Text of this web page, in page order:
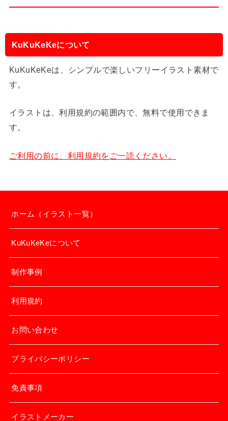
KuKuKeKeについて
KuKuKeKeは、シンプルで楽しいフリーイラスト素材で
す。
イラストは、利用規約の範囲内で、無料で使用できま
す。
ご利用の前に、利用規約をご一読ください。
ホーム（イラスト一覧）
KuKuKeKeについて
制作事例
利用規約
お問い合わせ
プライバシーポリシー
免責事項
イラストメーカー